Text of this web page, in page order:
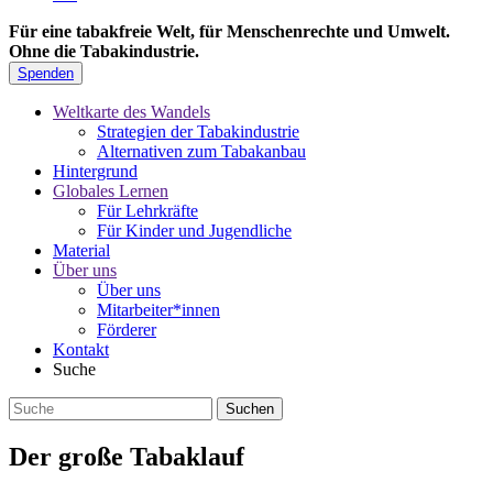
Für eine tabakfreie Welt, für Menschenrechte und Umwelt.
Ohne die Tabakindustrie.
Spenden
Weltkarte des Wandels
Strategien der Tabakindustrie
Alternativen zum Tabakanbau
Hintergrund
Globales Lernen
Für Lehrkräfte
Für Kinder und Jugendliche
Material
Über uns
Über uns
Mitarbeiter*innen
Förderer
Kontakt
Suche
Der große Tabaklauf